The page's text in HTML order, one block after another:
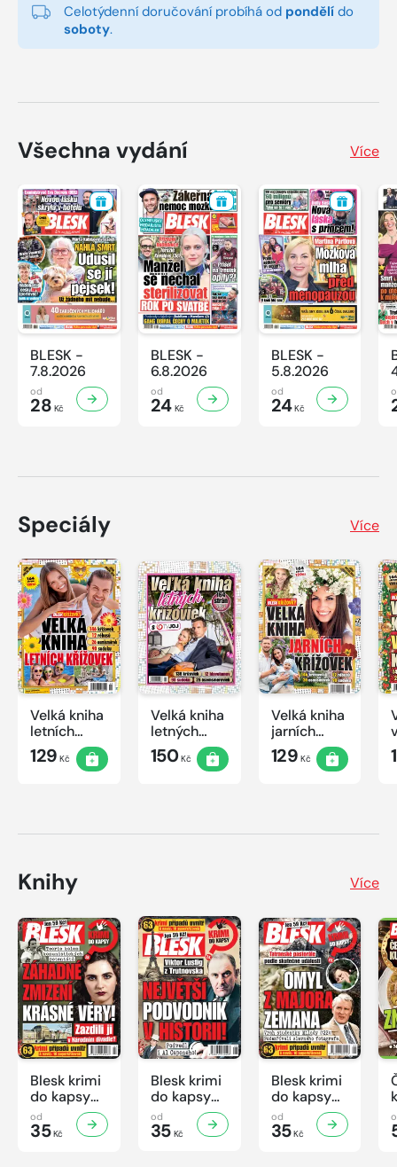
Celotýdenní doručování probíhá od pondělí do
soboty.
Všechna vydání Více
BLESK -
7.8.2026
od
28 Kč
BLESK -
6.8.2026
od
24Kč
BLESK -
5.8.2026
od
24Kč
Speciály Více
Velká kniha
letních
křížovek
2026
129 Kč
Velká kniha
letných
krížoviek s
TV JOJ
150Kč
Velká kniha
jarních
křížovek
2026
129 Kč
Knihy Více
Blesk krimi
do kapsy
č.7/2026
od
35Kč
Blesk krimi
do kapsy
č.6/2026
od
35Kč
Blesk krimi
do kapsy
č.5/2026
od
35Kč